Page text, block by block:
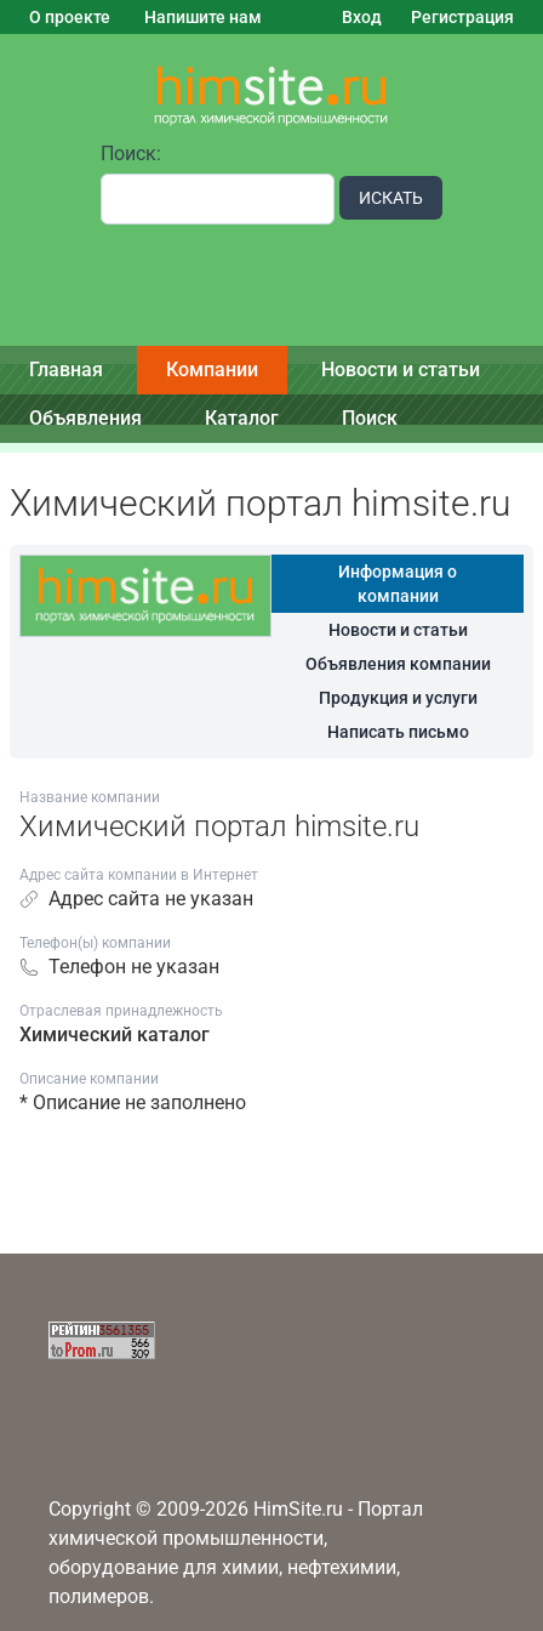
О проекте Напишите нам Вход Регистрация
Поиск:
ИСКАТЬ
Главная Компании Новости и статьи
Объявления Каталог Поиск
Химический портал himsite.ru
Информация о
компании
Новости и статьи
Объявления компании
Продукция и услуги
Написать письмо
Название компании
Химический портал himsite.ru
Адрес сайта компании в Интернет
Адрес сайта не указан
Телефон(ы) компании
Телефон не указан
Отраслевая принадлежность
Химический каталог
Описание компании
* Описание не заполнено
Copyright © 2009-2026 HimSite.ru - Портал
химической промышленности,
оборудование для химии, нефтехимии,
полимеров.